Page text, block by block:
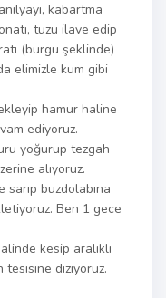
kabartma
tuzu ilave edip
(burgu şeklinde)
elimizle kum gibi
hamur haline
ediyoruz.
yoğurup tezgah
alıyoruz.
buzdolabına
Ben 1 gece
kesip aralıklı
tesisine diziyoruz.